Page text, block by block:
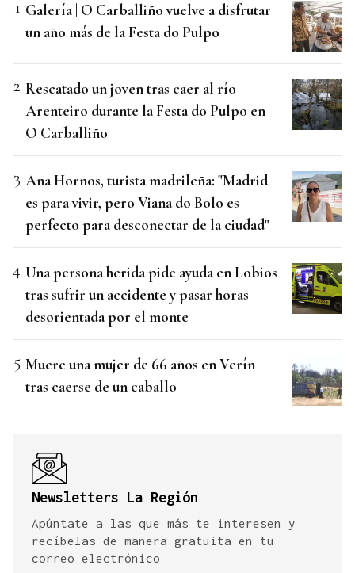
Galería | O Carballiño vuelve a disfrutar
un año más de la Festa do Pulpo
Rescatado un joven tras caer al río
Arenteiro durante la Festa do Pulpo en
O Carballiño
Ana Hornos, turista madrileña: "Madrid
es para vivir, pero Viana do Bolo es
perfecto para desconectar de la ciudad"
Una persona herida pide ayuda en Lobios
tras sufrir un accidente y pasar horas
desorientada por el monte
Muere una mujer de 66 años en Verín
tras caerse de un caballo
Newsletters La Región
Apúntate a las que más te interesen y
recíbelas de manera gratuita en tu
correo electrónico